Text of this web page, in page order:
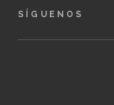
SÍGUENOS